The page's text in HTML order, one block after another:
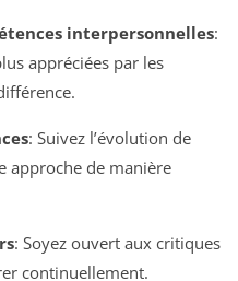
interpersonnelles:
appréciées par les
: Suivez l’évolution de
approche de manière
: Soyez ouvert aux critiques
continuellement.